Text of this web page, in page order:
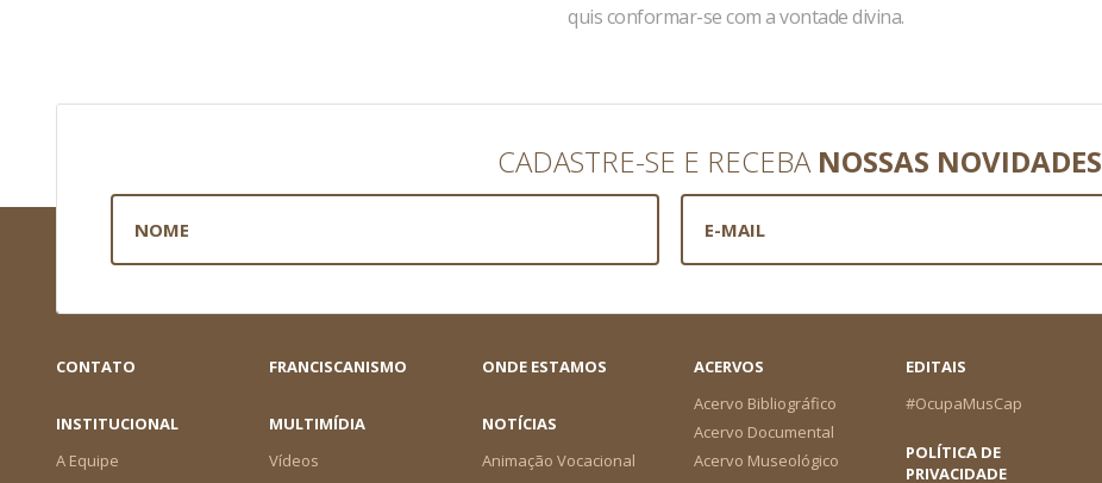
quis conformar-se com a vontade divina.
CADASTRE-SE E RECEBA NOSSAS NOVIDADES
CONTATO FRANCISCANISMO ONDE ESTAMOS
ACERVOS
Acervo Bibliográfico
Acervo Documental
Acervo Museológico
EDITAIS
#OcupaMusCap
INSTITUCIONAL
A Equipe
MULTIMÍDIA
Vídeos
NOTÍCIAS
Animação Vocacional
POLÍTICA DE
PRIVACIDADE